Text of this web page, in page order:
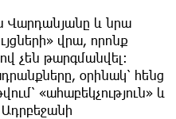
Վարդանյանը և նրա
վրա, որոնք
չեն թարգմանվել։
օրինակ՝ հենց
«ահաբեկչություն» և
Ադրբեջանի